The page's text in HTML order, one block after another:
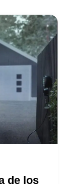
de los